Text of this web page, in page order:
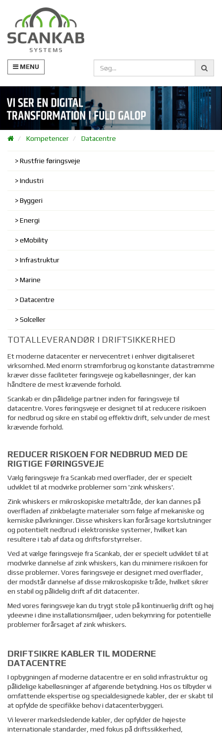
MENU
Kompetencer Datacentre
Rustfrie føringsveje
Industri
Byggeri
Energi
eMobility
Infrastruktur
Marine
Datacentre
Solceller
TOTALLEVERANDØR I DRIFTSIKKERHED
Et moderne datacenter er nervecentret i enhver digitaliseret
virksomhed. Med enorm strømforbrug og konstante datastrømme
kræver disse faciliteter føringsveje og kabelløsninger, der kan
håndtere de mest krævende forhold.
Scankab er din pålidelige partner inden for føringsveje til
datacentre. Vores føringsveje er designet til at reducere risikoen
for nedbrud og sikre en stabil og effektiv drift, selv under de mest
krævende forhold.
REDUCER RISKOEN FOR NEDBRUD MED DE
RIGTIGE FØRINGSVEJE
Vælg føringsveje fra Scankab med overflader, der er specielt
udviklet til at modvirke problemer som 'zink whiskers'.
Zink whiskers er mikroskopiske metaltråde, der kan dannes på
overfladen af zinkbelagte materialer som følge af mekaniske og
kemiske påvirkninger. Disse whiskers kan forårsage kortslutninger
og potentielt nedbrud i elektroniske systemer, hvilket kan
resultere i tab af data og driftsforstyrrelser.
Ved at vælge føringsveje fra Scankab, der er specielt udviklet til at
modvirke dannelse af zink whiskers, kan du minimere risikoen for
disse problemer. Vores føringsveje er designet med overflader,
der modstår dannelse af disse mikroskopiske tråde, hvilket sikrer
en stabil og pålidelig drift af dit datacenter.
Med vores føringsveje kan du trygt stole på kontinuerlig drift og høj
ydeevne i dine installationsmiljøer, uden bekymring for potentielle
problemer forårsaget af zink whiskers.
DRIFTSIKRE KABLER TIL MODERNE
DATACENTRE
I opbygningen af moderne datacentre er en solid infrastruktur og
pålidelige kabelløsninger af afgørende betydning. Hos os tilbyder vi
omfattende ekspertise og specialdesignede kabler, der er skabt til
at opfylde de specifikke behov i datacenterbyggeri.
Vi leverer markedsledende kabler, der opfylder de højeste
internationale standarder, med fokus på driftssikkerhed,